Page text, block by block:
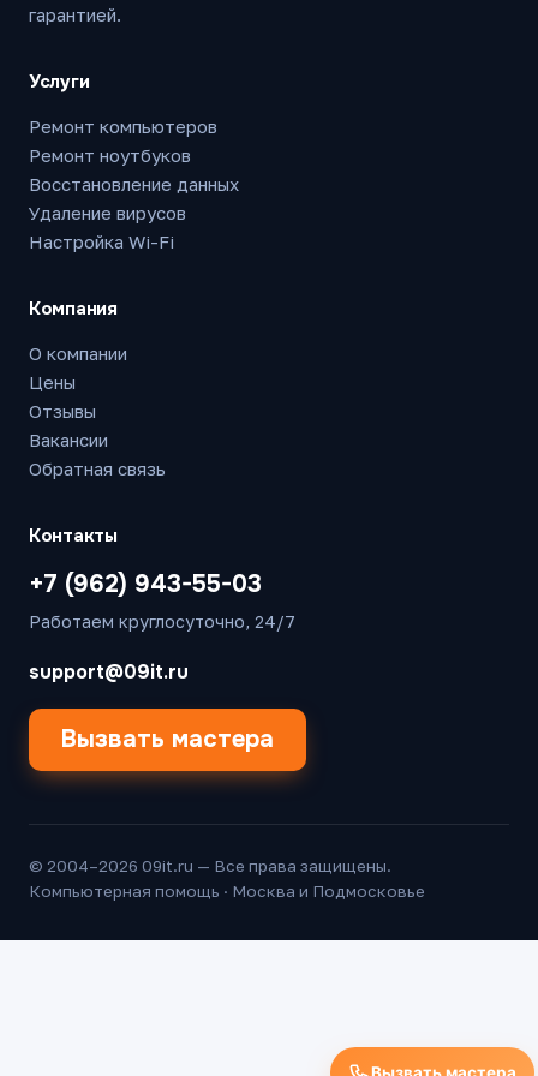
гарантией.
Услуги
Ремонт компьютеров
Ремонт ноутбуков
Восстановление данных
Удаление вирусов
Настройка Wi-Fi
Компания
О компании
Цены
Отзывы
Вакансии
Обратная связь
Контакты
+7 (962) 943-55-03
Работаем круглосуточно, 24/7
support@09it.ru
Вызвать мастера
© 2004–2026 09it.ru — Все права защищены.
Компьютерная помощь · Москва и Подмосковье